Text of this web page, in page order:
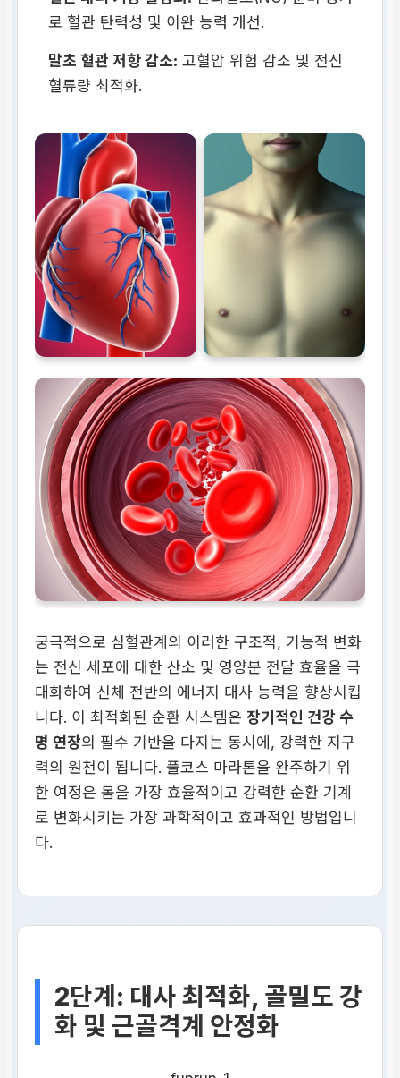
로 혈관 탄력성 및 이완 능력 개선.
말초 혈관 저항 감소: 고혈압 위험 감소 및 전신
혈류량 최적화.
궁극적으로 심혈관계의 이러한 구조적, 기능적 변화
는 전신 세포에 대한 산소 및 영양분 전달 효율을 극
대화하여 신체 전반의 에너지 대사 능력을 향상시킵
니다. 이 최적화된 순환 시스템은장기적인 건강 수
명 연장의 필수 기반을 다지는 동시에, 강력한 지구
력의 원천이 됩니다. 풀코스 마라톤을 완주하기 위
한 여정은 몸을 가장 효율적이고 강력한 순환 기계
로 변화시키는 가장 과학적이고 효과적인 방법입니
다.
2단계: 대사 최적화, 골밀도 강
화 및 근골격계 안정화